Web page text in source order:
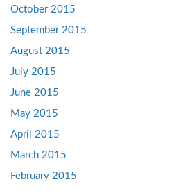
October 2015
September 2015
August 2015
July 2015
June 2015
May 2015
April 2015
March 2015
February 2015